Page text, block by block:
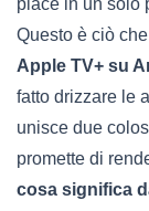
piace in un solo
Questo è ciò
Apple TV+ su
fatto drizzare le
unisce due
promette di
cosa significa